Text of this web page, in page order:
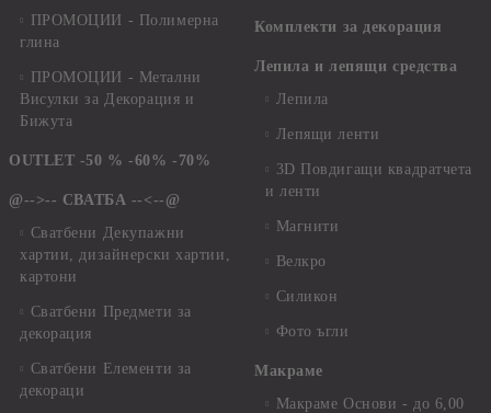
ПРОМОЦИИ - Полимерна
глина
ПРОМОЦИИ - Метални
Висулки за Декорация и
Бижута
OUTLET -50 % -60% -70%
@-->-- СВАТБА --<--@
Сватбени Декупажни
хартии, дизайнерски хартии,
картони
Сватбени Предмети за
декорация
Сватбени Елементи за
декораци
Комплекти за декорация
Лепила и лепящи средства
Лепила
Лепящи ленти
3D Повдигащи квадратчета
и ленти
Магнити
Велкро
Силикон
Фото ъгли
Макраме
Макраме Основи - до 6,00